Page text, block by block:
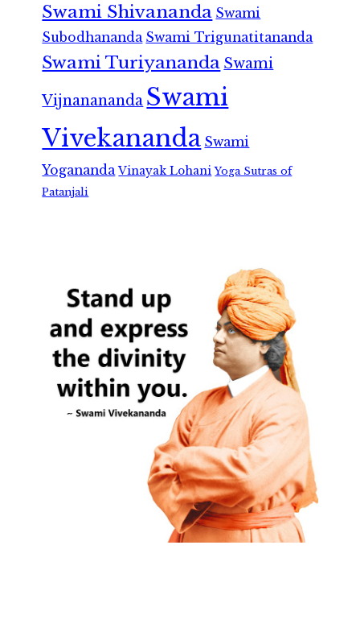
Swami Shivananda Swami
Subodhananda Swami Trigunatitananda
Swami Turiyananda Swami
Vijnanananda Swami
Vivekananda Swami
Yogananda Vinayak Lohani Yoga Sutras of
Patanjali